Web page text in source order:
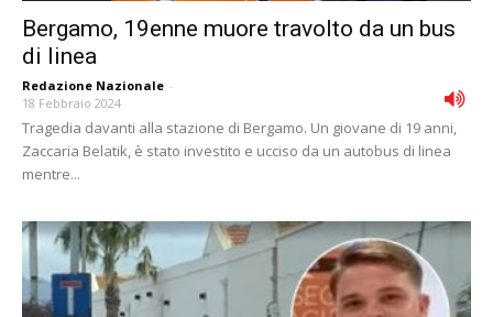
Bergamo, 19enne muore travolto da un bus
di linea
Redazione Nazionale -
18 Febbraio 2024
Tragedia davanti alla stazione di Bergamo. Un giovane di 19 anni,
Zaccaria Belatik, è stato investito e ucciso da un autobus di linea
mentre...